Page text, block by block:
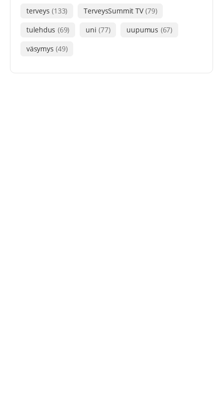
terveys (133) TerveysSummit TV (79)
tulehdus (69) uni (77) uupumus (67)
väsymys (49)